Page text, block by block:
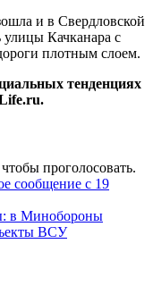
и в Свердловской
улицы Качканара с
плотным слоем.
тенденциях
проголосовать.
сообщение с 19
в Минобороны
ВСУ